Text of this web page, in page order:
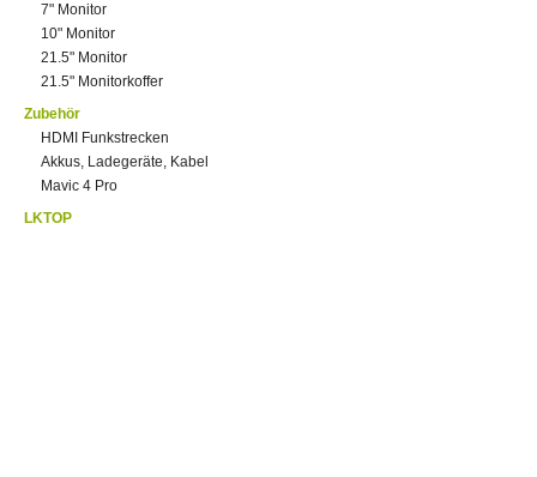
7" Monitor
10" Monitor
21.5" Monitor
21.5" Monitorkoffer
Zubehör
HDMI Funkstrecken
Akkus, Ladegeräte, Kabel
Mavic 4 Pro
LKTOP